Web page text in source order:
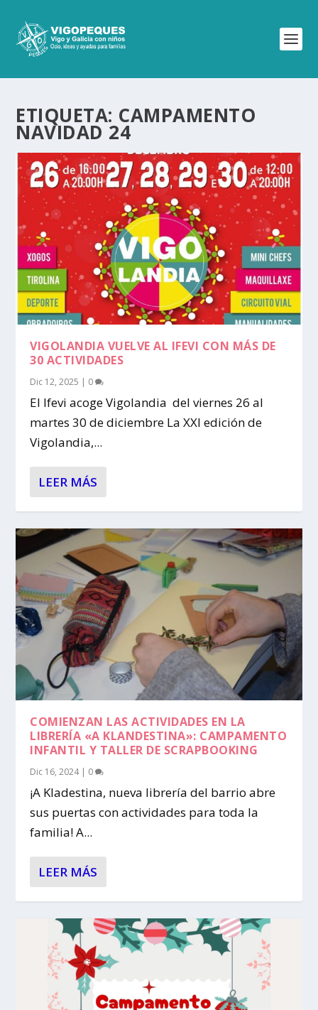
ETIQUETA: CAMPAMENTO
NAVIDAD 24
VIGOLANDIA VUELVE AL IFEVI CON MÁS DE
30 ACTIVIDADES
Dic 12, 2025 | 0
El Ifevi acoge Vigolandia del viernes 26 al
martes 30 de diciembre La XXI edición de
Vigolandia,...
LEER MÁS
COMIENZAN LAS ACTIVIDADES EN LA
LIBRERÍA «A KLANDESTINA»: CAMPAMENTO
INFANTIL Y TALLER DE SCRAPBOOKING
Dic 16, 2024| 0
¡A Kladestina, nueva librería del barrio abre
sus puertas con actividades para toda la
familia! A...
LEER MÁS